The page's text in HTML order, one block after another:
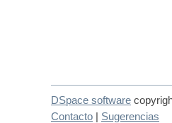
DSpace software
Contacto
Sugerencias